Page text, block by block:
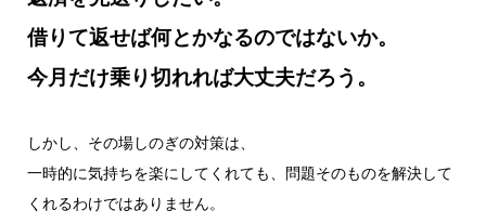
借りて返せば何とかなるのではないか。
今月だけ乗り切れれば大丈夫だろう。
しかし、その場しのぎの対策は、
一時的に気持ちを楽にしてくれても、問題そのものを解決して
くれるわけではありません。